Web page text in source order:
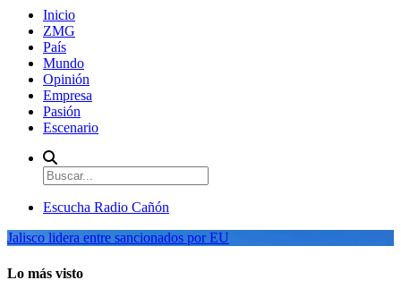
Inicio
ZMG
País
Mundo
Opinión
Empresa
Pasión
Escenario
Escucha Radio Cañón
Jalisco lidera entre sancionados por EU
Lo más visto